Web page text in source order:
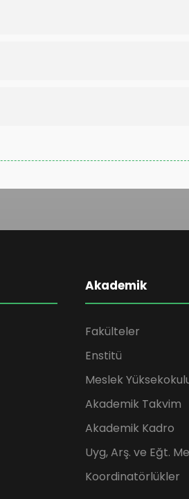
Akademik
Fakülteler
Enstitü
Meslek
Akademik Takvim
Akademik Kadro
Uyg, Arş. ve Eğt.
Koordinatörlükler